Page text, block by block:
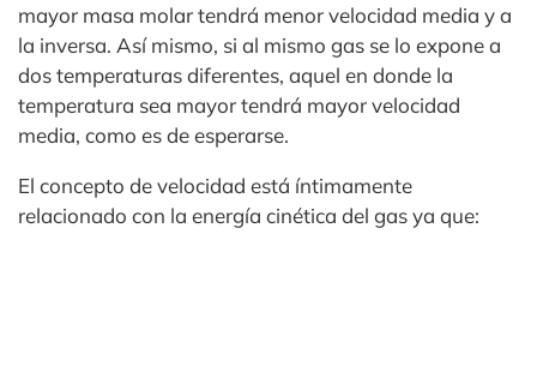
mayor masa molar tendrá menor velocidad media y a
la inversa. Así mismo, si al mismo gas se lo expone a
dos temperaturas diferentes, aquel en donde la
temperatura sea mayor tendrá mayor velocidad
media, como es de esperarse.
El concepto de velocidad está íntimamente
relacionado con la energía cinética del gas ya que: